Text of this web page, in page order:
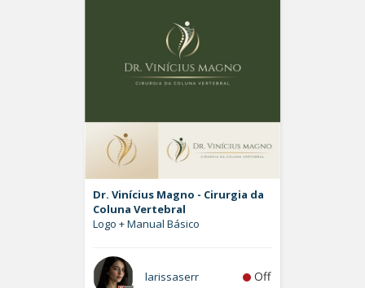
Dr. Vinícius Magno - Cirurgia da
Coluna Vertebral
Logo + Manual Básico
larissaserr Off